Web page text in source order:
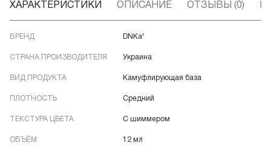
ХАРАКТЕРИСТИКИ ОПИСАНИЕ ОТЗЫВЫ (0)
БРЕНД DNKa'
СТРАНА ПРОИЗВОДИТЕЛЯ Украина
ВИД ПРОДУКТА Камуфлирующая база
ПЛОТНОСТЬ Средний
ТЕКСТУРА ЦВЕТА С шиммером
ОБЪЁМ 12 мл